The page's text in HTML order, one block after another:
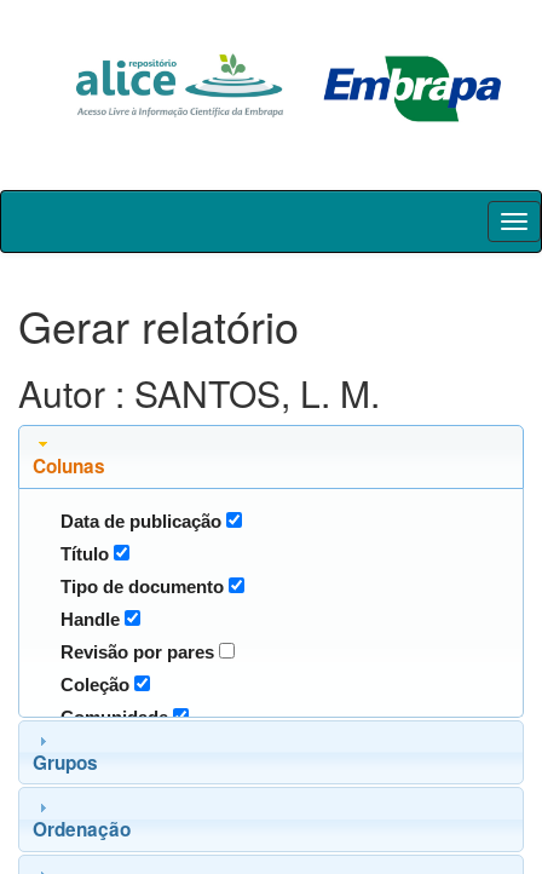
Skip
Gerar relatório
Autor : SANTOS, L. M.
Colunas
Data de publicação
Título
Tipo de documento
Handle
Revisão por pares
Coleção
Comunidade
Grupos
Ordenação